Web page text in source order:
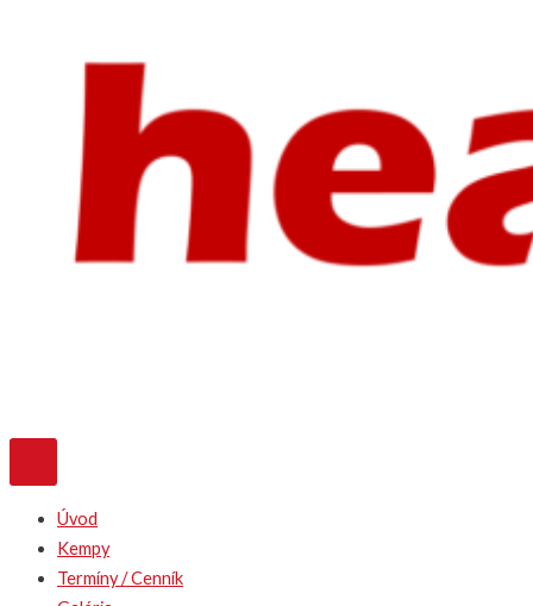
Úvod
Kempy
Termíny / Cenník